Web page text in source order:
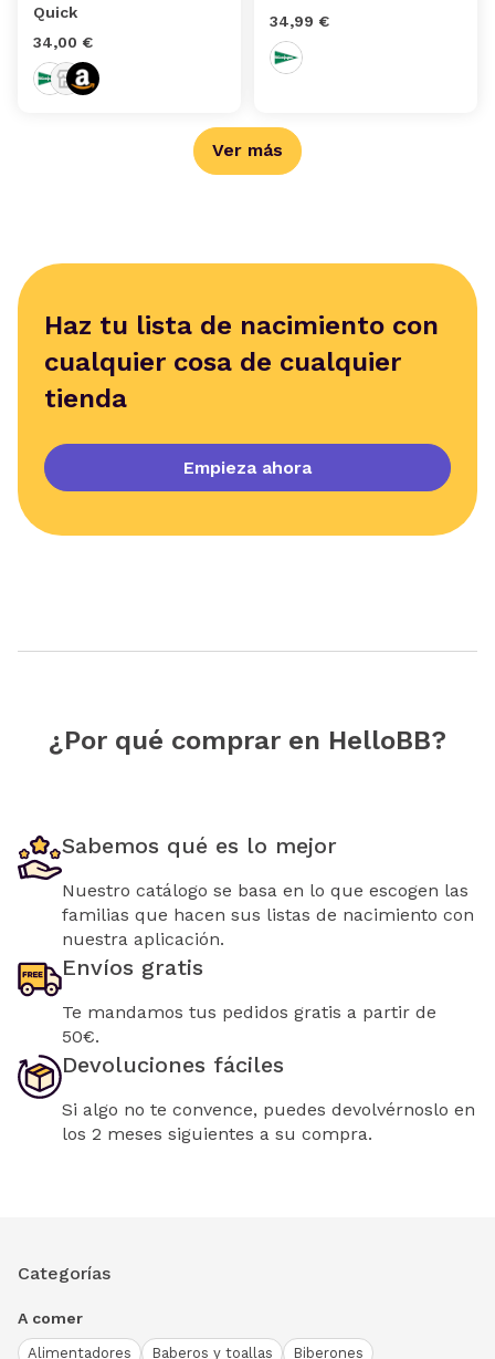
Quick
34,00 €
34,99 €
Ver más
Haz tu lista de nacimiento con
cualquier cosa de cualquier
tienda
Empieza ahora
¿Por qué comprar en HelloBB?
Sabemos qué es lo mejor
Nuestro catálogo se basa en lo que escogen las
familias que hacen sus listas de nacimiento con
nuestra aplicación.
Envíos gratis
Te mandamos tus pedidos gratis a partir de
50€.
Devoluciones fáciles
Si algo no te convence, puedes devolvérnoslo en
los 2 meses siguientes a su compra.
Categorías
A comer
Alimentadores Baberos y toallas
Biberones